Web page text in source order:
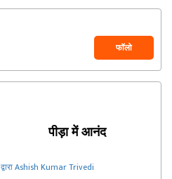
फॉलो
पीड़ा में आनंद
द्वारा Ashish Kumar Trivedi